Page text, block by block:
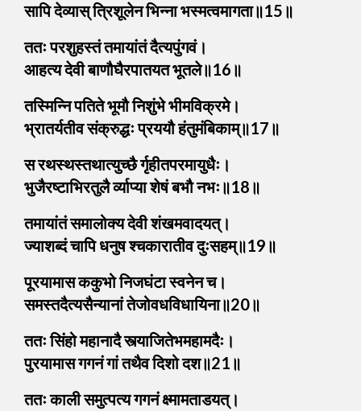
सापि देव्यास् त्रिशूलेन भिन्ना भस्मत्वमागता॥15॥
ततः परशुहस्तं तमायांतं दैत्यपुंगवं।
आहत्य देवी बाणौघैरपातयत भूतले॥16॥
तस्मिन्नि पतिते भूमौ निशुंभे भीमविक्रमे।
भ्रातर्यतीव संक्रुद्धः प्रययौ हंतुमंबिकाम्॥17॥
स रथस्थस्तथात्युच्छै र्गृहीतपरमायुधैः।
भुजैरष्टाभिरतुलै र्व्याप्या शेषं बभौ नभः॥18॥
तमायांतं समालोक्य देवी शंखमवादयत्।
ज्याशब्दं चापि धनुष श्चकारातीव दुःसहम्॥19॥
पूरयामास ककुभो निजघंटा स्वनेन च।
समस्तदैत्यसैन्यानां तेजोवधविधायिना॥20॥
ततः सिंहो महानादै स्त्याजितेभमहामदैः।
पुरयामास गगनं गां तथैव दिशो दश॥21॥
ततः काली समुत्पत्य गगनं क्ष्मामताडयत्।